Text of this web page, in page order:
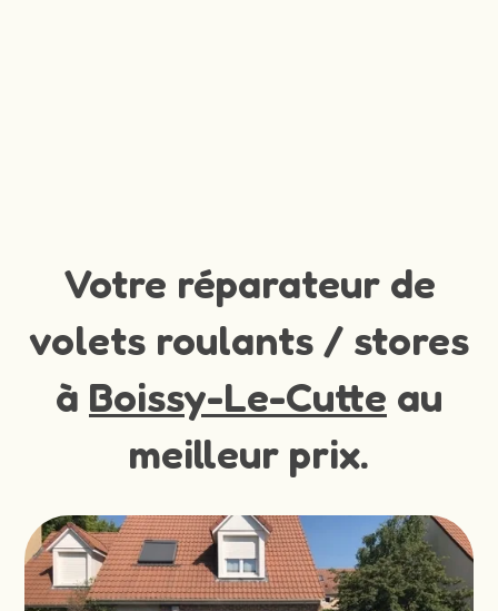
Votre réparateur de
volets roulants / stores
à Boissy-Le-Cutte au
meilleur prix.